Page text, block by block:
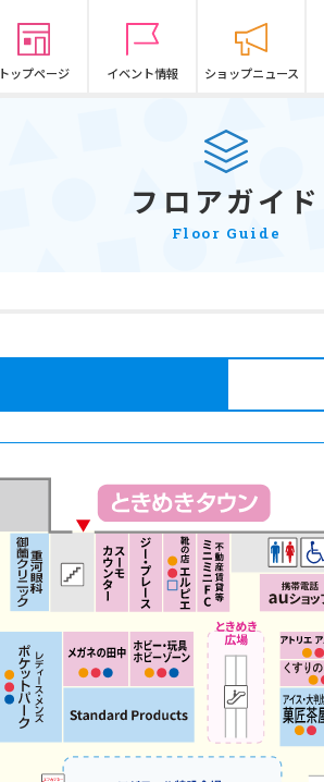
トップページ イベント情報 ショップニュース
フロアガイド
Floor Guide